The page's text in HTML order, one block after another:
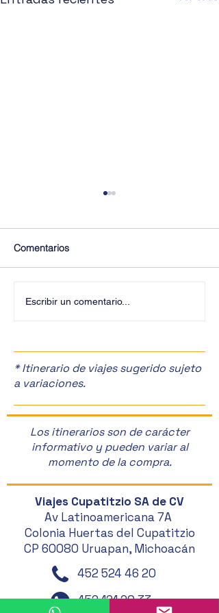
Comentarios
Escribir un comentario...
* Itinerario de viajes sugerido sujeto
a variaciones.
Los itinerarios son de carácter
informativo y pueden variar al
momento de la compra.
Viajes Cupatitzio SA de CV
Av Latinoamericana 7A
Colonia Huertas del Cupatitzio
CP 60080 Uruapan, Michoacán
452 524 46 20
452 121 20 33